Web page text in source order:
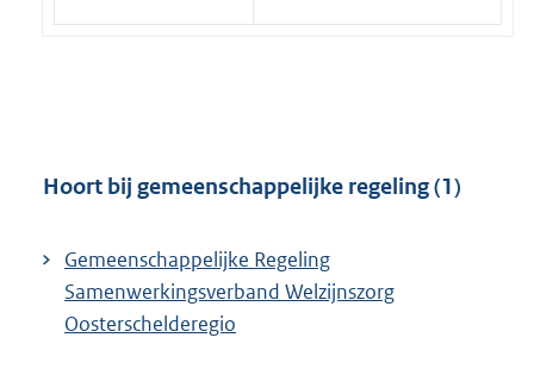
e
:
x
e
n
k
Hoort bij gemeenschappelijke regeling (1)
Gemeenschappelijke Regeling
Samenwerkingsverband Welzijnszorg
Oosterschelderegio